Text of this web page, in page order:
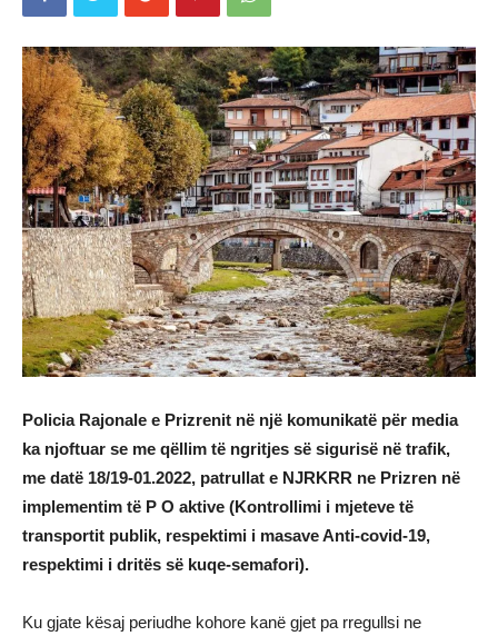
Policia Rajonale e Prizrenit në një komunikatë për media
ka njoftuar se me qëllim të ngritjes së sigurisë në trafik,
me datë 18/19-01.2022, patrullat e NJRKRR ne Prizren në
implementim të P O aktive (Kontrollimi i mjeteve të
transportit publik, respektimi i masave Anti-covid-19,
respektimi i dritës së kuqe-semafori).
Ku gjate kësaj periudhe kohore kanë gjet pa rregullsi ne